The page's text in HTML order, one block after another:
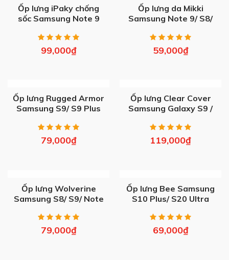
OUT OF STOCK
Ốp lưng iPaky chống
sốc Samsung Note 9
99,000₫
OUT OF STOCK
Ốp lưng da Mikki
Samsung Note 9/ S8/
59,000₫
OUT OF STOCK
Ốp lưng Rugged Armor
Samsung S9/ S9 Plus
79,000₫
OUT OF STOCK
Ốp lưng Clear Cover
Samsung Galaxy S9 /
119,000₫
OUT OF STOCK
Ốp lưng Wolverine
Samsung S8/ S9/ Note
Plus/ Ultra
79,000₫
OUT OF STOCK
Ốp lưng Bee Samsung
S10 Plus/ S20 Ultra
69,000₫